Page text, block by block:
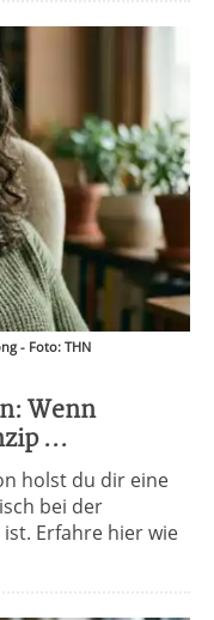
- Foto: THN
Wenn
...
holst du dir eine
bei der
Erfahre hier wie